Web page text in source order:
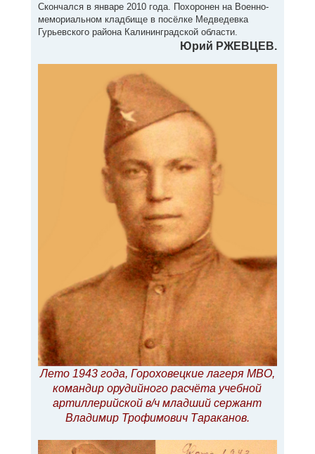
Скончался в январе 2010 года. Похоронен на Военно-
мемориальном кладбище в посёлке Медведевка
Гурьевского района Калининградской области.
Юрий РЖЕВЦЕВ.
Лето 1943 года, Гороховецкие лагеря МВО,
командир орудийного расчёта учебной
артиллерийской в/ч младший сержант
Владимир Трофимович Тараканов.